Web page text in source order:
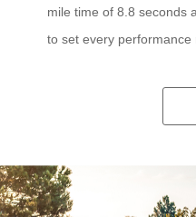
mile time of 8.8 seconds
to set every